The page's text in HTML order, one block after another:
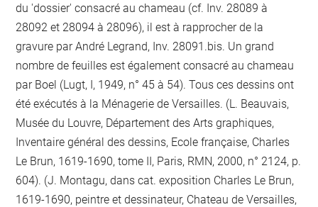
du 'dossier' consacré au chameau (cf. Inv. 28089 à
28092 et 28094 à 28096), il est à rapprocher de la
gravure par André Legrand, Inv. 28091.bis. Un grand
nombre de feuilles est également consacré au chameau
par Boel (Lugt, I, 1949, n° 45 à 54). Tous ces dessins ont
été exécutés à la Ménagerie de Versailles. (L. Beauvais,
Musée du Louvre, Département des Arts graphiques,
Inventaire général des dessins, Ecole française, Charles
Le Brun, 1619-1690, tome II, Paris, RMN, 2000, n° 2124, p.
604). (J. Montagu, dans cat. exposition Charles Le Brun,
1619-1690, peintre et dessinateur, Chateau de Versailles,